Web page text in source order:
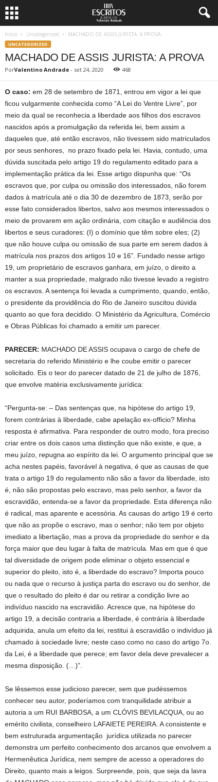
Início Uncategorized MACHADO DE ASSIS JURISTA: A PROVA
UNCATEGORIZED
MACHADO DE ASSIS JURISTA: A PROVA
PorValentino Andrade - set 24, 2020 468
O caso: em 28 de setembro de 1871, entrou em vigor a lei que
ficou vulgarmente conhecida como “A Lei do Ventre Livre”, por
meio da qual se reconhecia a liberdade aos filhos dos escravos
nascidos após a promulgação da referida lei, bem assim a
daqueles que, até então escravos, não tivessem sido matriculados
por seus senhores, no prazo fixado pela lei. Havia, contudo, uma
dúvida suscitada pelo artigo 19 do regulamento editado para a
implementação prática da lei. Esse artigo dispunha que: “Os
escravos que, por culpa ou omissão dos interessados, não forem
dados à matrícula até o dia 30 de dezembro de 1873, serão por
esse fato considerados libertos, salvo aos mesmos interessados o
meio de provarem em ação ordinária, com citação e audiência dos
libertos e seus curadores: (I) o domínio que têm sobre eles; (2)
que não houve culpa ou omissão de sua parte em serem dados à
matrícula nos prazos dos artigos 10 e 16”. Fundado nesse artigo
19, um proprietário de escravos ganhara, em juízo, o direito a
manter a sua propriedade, malgrado não tivesse levado a registro
os escravos. A sentença foi levada a cumprimento, quando, então,
o presidente da providência do Rio de Janeiro suscitou dúvida
quanto ao que fora decidido. O Ministério da Agricultura, Comércio
e Obras Públicas foi chamado a emitir um parecer.
PARECER: MACHADO DE ASSIS ocupava o cargo de chefe de
secretaria do referido Ministério e lhe coube emitir o parecer
solicitado. Eis o teor do parecer datado de 21 de julho de 1876,
que envolve matéria exclusivamente jurídica:
“Pergunta-se: – Das sentenças que, na hipótese do artigo 19,
forem contrárias à liberdade, cabe apelação ex-officio? Minha
resposta é afirmativa. Para responder de outro modo, fora preciso
criar entre os dois casos uma distinção que não existe, e que, a
meu juízo, repugna ao espírito da lei. O argumento principal que se
acha nestes papéis, favorável à negativa, é que as causas de que
trata o artigo 19 do regulamento não são a favor da liberdade, isto
é, não são propostas pelo escravo, mas pelo senhor, a favor da
escravidão, entenda-se a favor da propriedade. Esta diferença não
é radical, mas aparente e acessória. As causas do artigo 19 é certo
que não as propõe o escravo, mas o senhor; não tem por objeto
imediato a libertação, mas a prova da propriedade do senhor e da
força maior que deu lugar à falta de matrícula. Mas em que é que
tal diversidade de origem pode eliminar o objeto essencial e
superior do pleito, isto é, a liberdade do escravo? Importa pouco
ou nada que o recurso à justiça parta do escravo ou do senhor, de
que o resultado do pleito é dar ou retirar a condição livre ao
indivíduo nascido na escravidão. Acresce que, na hipótese do
artigo 19, a decisão contraria a liberdade, é contrária à liberdade
adquirida, anula um efeito da lei, restitui à escravidão o indivíduo já
chamado à sociedade livre; neste caso como no caso do artigo 7o.
da Lei, é a liberdade que perece; em favor dela deve prevalecer a
mesma disposição. (…)”.
Se lêssemos esse judicioso parecer, sem que pudéssemos
conhecer seu autor, poderíamos com tranquilidade atribuir a
autoria a um RUI BARBOSA, a um CLÓVIS BEVILACQUA, ou ao
emérito civilista, conselheiro LAFAIETE PEREIRA. A consistente e
bem estruturada argumentação jurídica utilizada no parecer
demonstra um perfeito conhecimento dos arcanos que envolvem a
Hermenêutica Jurídica, nem sempre de acesso a operadores do
Direito, quanto mais a leigos. Surpreende, pois, que seja da lavra